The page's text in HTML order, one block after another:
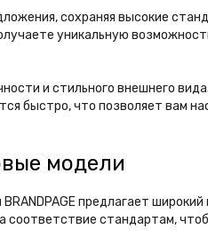
сохраняя высокие
уникальную
и стильного внешнего
быстро, что позволяет вам
модели
предлагает
соответствие стандартам,